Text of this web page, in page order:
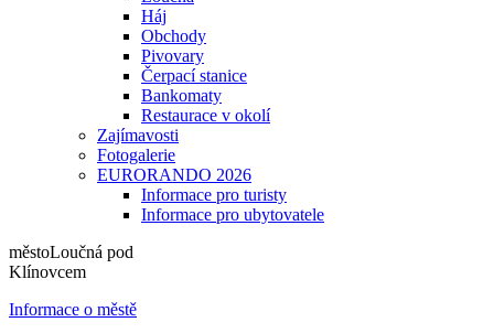
Háj
Obchody
Pivovary
Čerpací stanice
Bankomaty
Restaurace v okolí
Zajímavosti
Fotogalerie
EURORANDO 2026
Informace pro turisty
Informace pro ubytovatele
městoLoučná pod
Klínovcem
Informace o městě